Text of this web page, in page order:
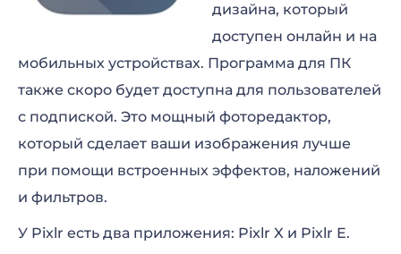
дизайна, который
доступен онлайн и на
мобильных устройствах. Программа для ПК
также скоро будет доступна для пользователей
с подпиской. Это мощный фоторедактор,
который сделает ваши изображения лучше
при помощи встроенных эффектов, наложений
и фильтров.
У Pixlr есть два приложения: Pixlr X и Pixlr E.